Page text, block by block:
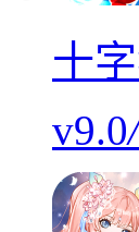
十
v9.0/